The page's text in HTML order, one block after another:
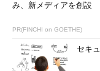
み、新メディアを創設
PR(FINCHI on GOETHE)
セキ